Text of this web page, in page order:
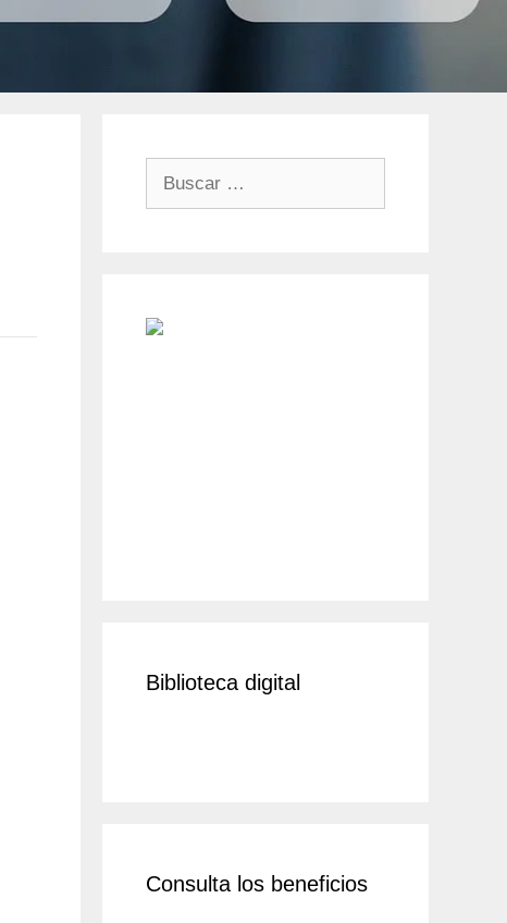
Biblioteca digital
Consulta los beneficios